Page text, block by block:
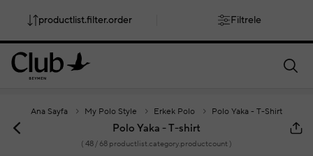
smartbanner.popup.text smartbanner.popup.buttontext
Ana Sayfa My Polo Style Erkek Polo Polo Yaka - T-Shirt
Polo Yaka - T-shirt
( 48/ 68 productlist.category.productcount )
productlist.filter.order Filtrele